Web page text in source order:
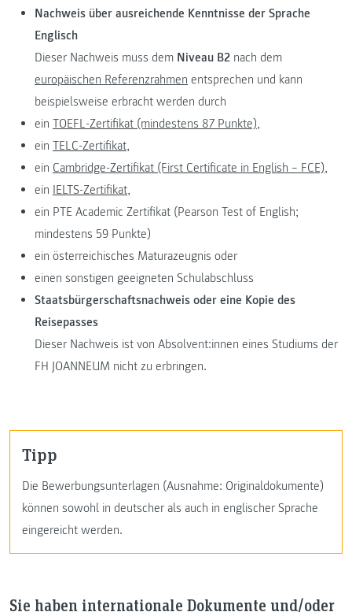
Nachweis über ausreichende Kenntnisse der Sprache
Englisch
Dieser Nachweis muss dem Niveau B2 nach dem
europäischen Referenzrahmen entsprechen und kann
beispielsweise erbracht werden durch
ein TOEFL-Zertifikat (mindestens 87 Punkte),
ein TELC-Zertifikat,
ein Cambridge-Zertifikat (First Certificate in English – FCE),
ein IELTS-Zertifikat,
ein PTE Academic Zertifikat (Pearson Test of English;
mindestens 59 Punkte)
ein österreichisches Maturazeugnis oder
einen sonstigen geeigneten Schulabschluss
Staatsbürgerschaftsnachweis oder eine Kopie des
Reisepasses
Dieser Nachweis ist von Absolvent:innen eines Studiums der
FH JOANNEUM nicht zu erbringen.
Tipp
Die Bewerbungsunterlagen (Ausnahme: Originaldokumente)
können sowohl in deutscher als auch in englischer Sprache
eingereicht werden.
Sie haben internationale Dokumente und/oder